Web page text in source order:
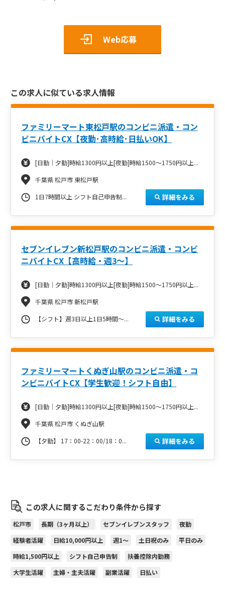
Web応募
この求人に似ている求人情報
ファミリーマート東松戸駅のコンビニ派遣・コン
ビニバイトCX【夜勤･高時給･日払いOK】
[日勤｜夕勤]時給1300円以上[夜勤]時給1500～1750円以上...
千葉県 松戸市 東松戸駅
1日7時間以上 シフト自己申告制... 詳細をみる
セブンイレブン新松戸駅のコンビニ派遣・コンビ
ニバイトCX【高時給・週3～】
[日勤｜夕勤]時給1300円以上[夜勤]時給1500～1750円以上...
千葉県 松戸市 新松戸駅
【シフト】週3日以上1日5時間～... 詳細をみる
ファミリーマートくぬぎ山駅のコンビニ派遣・コ
ンビニバイトCX【学生歓迎！シフト自由】
[日勤｜夕勤]時給1300円以上[夜勤]時給1500～1750円以上...
千葉県 松戸市 くぬぎ山駅
【夕勤】 17：00-22：00/18：0... 詳細をみる
この求人に関するこだわり条件から探す
松戸市 長期（3ヶ月以上） セブンイレブンスタッフ
夜勤
経験者活躍
日給10,000円以上 週1～ 土日祝のみ
平日のみ
時給1,500円以上
シフト自己申告制
扶養控除内勤務
大学生活躍
主婦・主夫活躍 副業活躍 日払い